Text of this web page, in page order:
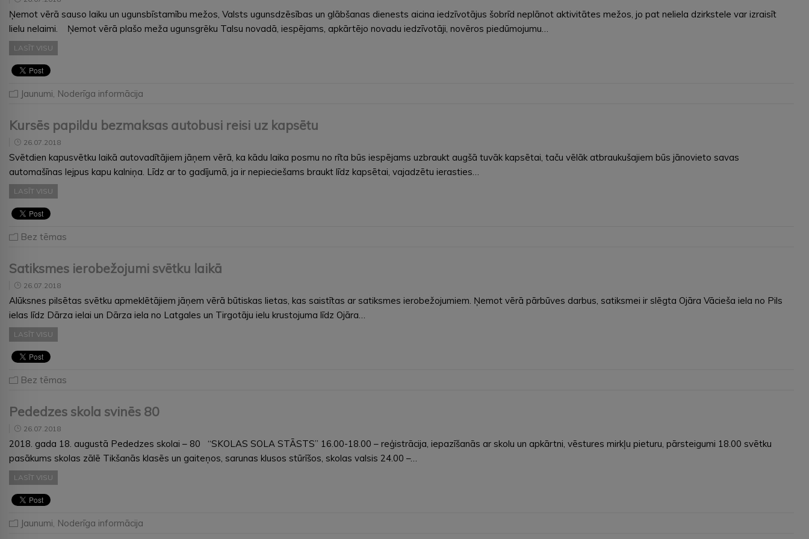
Ņemot vērā sauso laiku un ugunsbīstamību mežos, Valsts ugunsdzēsības un glābšanas dienests aicina iedzīvotājus šobrīd neplānot aktivitātes mežos, jo pat neliela dzirkstele var izraisīt
lielu nelaimi. Ņemot vērā plašo meža ugunsgrēku Talsu novadā, iespējams, apkārtējo novadu iedzīvotāji, novēros piedūmojumu…
LASĪT VISU
Jaunumi, Noderīga informācija
Kursēs papildu bezmaksas autobusi reisi uz kapsētu
26.07.2018
Svētdien kapusvētku laikā autovadītājiem jāņem vērā, ka kādu laika posmu no rīta būs iespējams uzbraukt augšā tuvāk kapsētai, taču vēlāk atbraukušajiem būs jānovieto savas
automašīnas lejpus kapu kalniņa. Līdz ar to gadījumā, ja ir nepieciešams braukt līdz kapsētai, vajadzētu ierasties…
LASĪT VISU
Bez tēmas
Satiksmes ierobežojumi svētku laikā
26.07.2018
Alūksnes pilsētas svētku apmeklētājiem jāņem vērā būtiskas lietas, kas saistītas ar satiksmes ierobežojumiem. Ņemot vērā pārbūves darbus, satiksmei ir slēgta Ojāra Vācieša iela no Pils
ielas līdz Dārza ielai un Dārza iela no Latgales un Tirgotāju ielu krustojuma līdz Ojāra…
LASĪT VISU
Bez tēmas
Pededzes skola svinēs 80
26.07.2018
2018. gada 18. augustā Pededzes skolai – 80 “SKOLAS SOLA STĀSTS” 16.00-18.00 – reģistrācija, iepazīšanās ar skolu un apkārtni, vēstures mirkļu pieturu, pārsteigumi 18.00 svētku
pasākums skolas zālē Tikšanās klasēs un gaiteņos, sarunas klusos stūrīšos, skolas valsis 24.00 –…
LASĪT VISU
Jaunumi, Noderīga informācija